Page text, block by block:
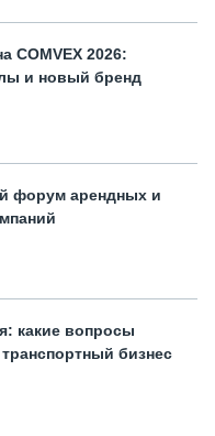
COMVEX 2026:
и новый бренд
форум арендных и
какие вопросы
бизнес